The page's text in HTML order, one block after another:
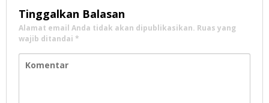
Tinggalkan Balasan
Alamat email Anda tidak akan dipublikasikan. Ruas yang
wajib ditandai *